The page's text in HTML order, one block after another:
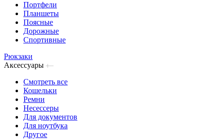
Портфели
Планшеты
Поясные
Дорожные
Спортивные
Рюкзаки
Аксессуары
Смотреть все
Кошельки
Ремни
Несессеры
Для документов
Для ноутбука
Другое